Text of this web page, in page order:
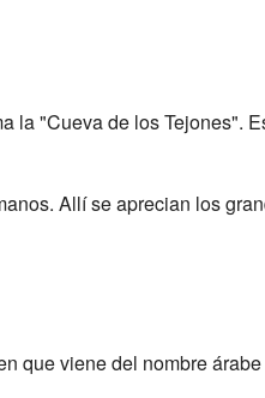
la "Cueva de los Tejones".
Allí se aprecian los
que viene del nombre